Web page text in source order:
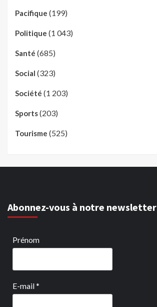
Pacifique (199)
Politique (1 043)
Santé (685)
Social (323)
Société (1 203)
Sports(203)
Tourisme (525)
Abonnez-vous à notre newsletter
Prénom
E-mail*